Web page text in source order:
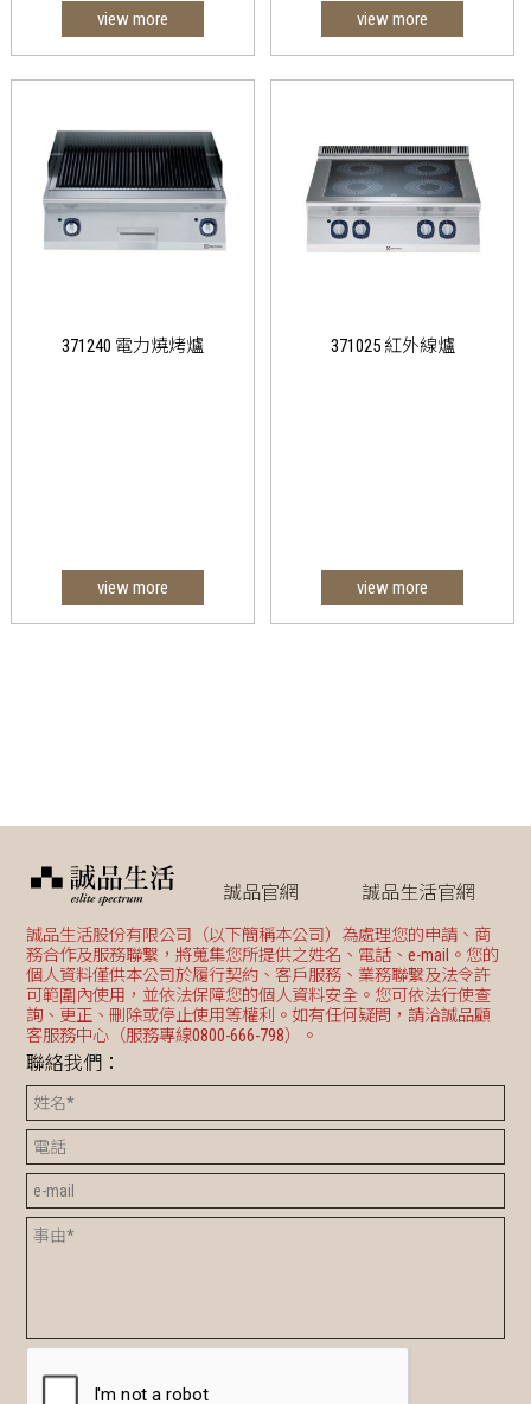
view more view more
371240 電力燒烤爐
view more
371025 紅外線爐
view more
誠品官網 誠品生活官網
誠品生活股份有限公司（以下簡稱本公司）為處理您的申請、商
務合作及服務聯繫，將蒐集您所提供之姓名、電話、e-mail。您的
個人資料僅供本公司於履行契約、客戶服務、業務聯繫及法令許
可範圍內使用，並依法保障您的個人資料安全。您可依法行使查
詢、更正、刪除或停止使用等權利。如有任何疑問，請洽誠品顧
客服務中心（服務專線0800-666-798）。
聯絡我們：